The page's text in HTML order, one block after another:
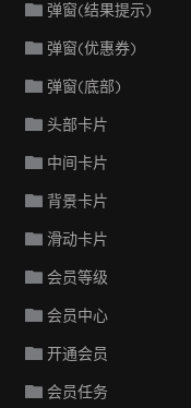
弹窗(结果提示)
弹窗(优惠券)
弹窗(底部)
头部卡片
中间卡片
背景卡片
滑动卡片
会员等级
会员中心
开通会员
会员任务